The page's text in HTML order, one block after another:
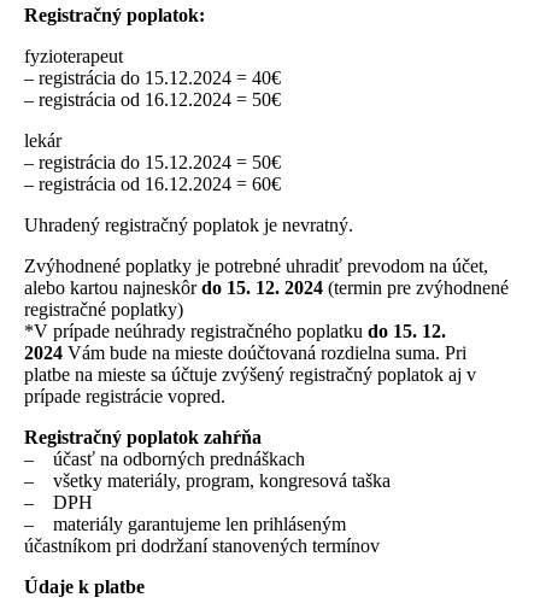
Registračný poplatok:
fyzioterapeut
– registrácia do 15.12.2024 = 40€
– registrácia od 16.12.2024 = 50€
lekár
– registrácia do 15.12.2024 = 50€
– registrácia od 16.12.2024 = 60€
Uhradený registračný poplatok je nevratný.
Zvýhodnené poplatky je potrebné uhradiť prevodom na účet,
alebo kartou najneskôr do 15. 12. 2024 (termin pre zvýhodnené
registračné poplatky)
*V prípade neúhrady registračného poplatku do 15. 12.
2024 Vám bude na mieste doúčtovaná rozdielna suma. Pri
platbe na mieste sa účtuje zvýšený registračný poplatok aj v
prípade registrácie vopred.
Registračný poplatok zahŕňa
– účasť na odborných prednáškach
– všetky materiály, program, kongresová taška
– DPH
– materiály garantujeme len prihláseným
účastníkom pri dodržaní stanovených termínov
Údaje k platbe